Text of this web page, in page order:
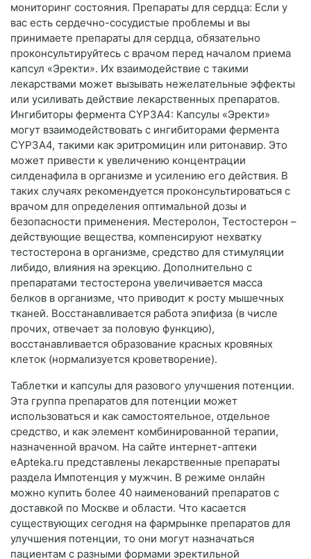
мониторинг состояния. Препараты для сердца: Если у
вас есть сердечно-сосудистые проблемы и вы
принимаете препараты для сердца, обязательно
проконсультируйтесь с врачом перед началом приема
капсул «Эректи». Их взаимодействие с такими
лекарствами может вызывать нежелательные эффекты
или усиливать действие лекарственных препаратов.
Ингибиторы фермента CYP3A4: Капсулы «Эректи»
могут взаимодействовать с ингибиторами фермента
CYP3A4, такими как эритромицин или ритонавир. Это
может привести к увеличению концентрации
силденафила в организме и усилению его действия. В
таких случаях рекомендуется проконсультироваться с
врачом для определения оптимальной дозы и
безопасности применения. Местеролон, Тестостерон –
действующие вещества, компенсируют нехватку
тестостерона в организме, средство для стимуляции
либидо, влияния на эрекцию. Дополнительно с
препаратами тестостерона увеличивается масса
белков в организме, что приводит к росту мышечных
тканей. Восстанавливается работа эпифиза (в числе
прочих, отвечает за половую функцию),
восстанавливается образование красных кровяных
клеток (нормализуется кроветворение).
Таблетки и капсулы для разового улучшения потенции.
Эта группа препаратов для потенции может
использоваться и как самостоятельное, отдельное
средство, и как элемент комбинированной терапии,
назначенной врачом. На сайте интернет-аптеки
еApteka.ru представлены лекарственные препараты
раздела Импотенция у мужчин. В режиме онлайн
можно купить более 40 наименований препаратов с
доставкой по Москве и области. Что касается
существующих сегодня на фармрынке препаратов для
улучшения потенции, то они могут назначаться
пациентам с разными формами эректильной